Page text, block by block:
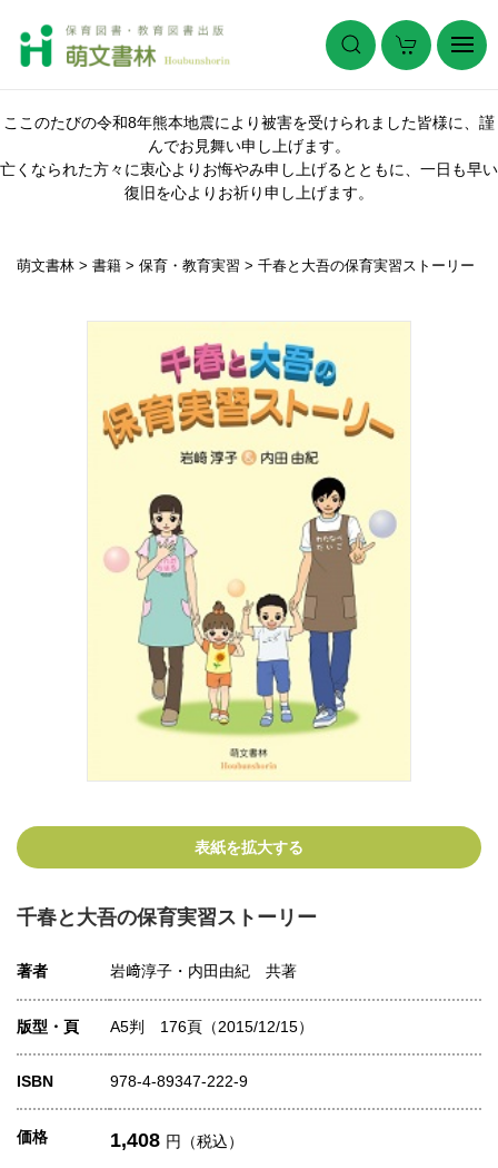
ここのたびの令和8年熊本地震により被害を受けられました皆様に、謹
んでお見舞い申し上げます。
亡くなられた方々に衷心よりお悔やみ申し上げるとともに、一日も早い
復旧を心よりお祈り申し上げます。
萌文書林 > 書籍 > 保育・教育実習 > 千春と大吾の保育実習ストーリー
表紙を拡大する
千春と大吾の保育実習ストーリー
著者 岩﨑淳子・内田由紀 共著
版型・頁 A5判 176頁（2015/12/15）
ISBN 978-4-89347-222-9
価格 1,408 円（税込）